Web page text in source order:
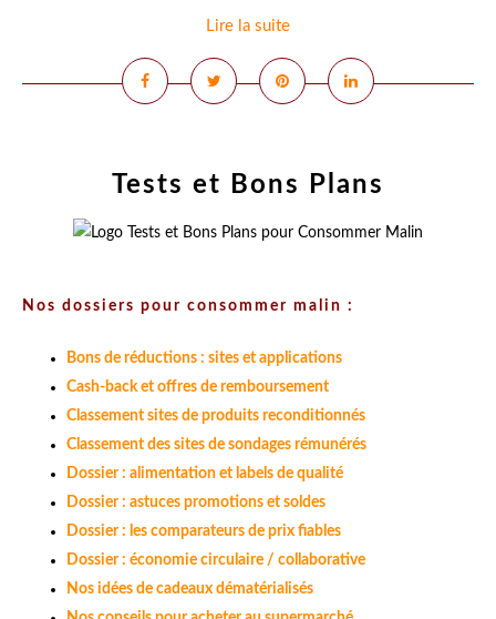
Lire la suite
Tests et Bons Plans
Nos dossiers pour consommer malin :
Bons de réductions : sites et applications
Cash-back et offres de remboursement
Classement sites de produits reconditionnés
Classement des sites de sondages rémunérés
Dossier : alimentation et labels de qualité
Dossier : astuces promotions et soldes
Dossier : les comparateurs de prix fiables
Dossier : économie circulaire / collaborative
Nos idées de cadeaux dématérialisés